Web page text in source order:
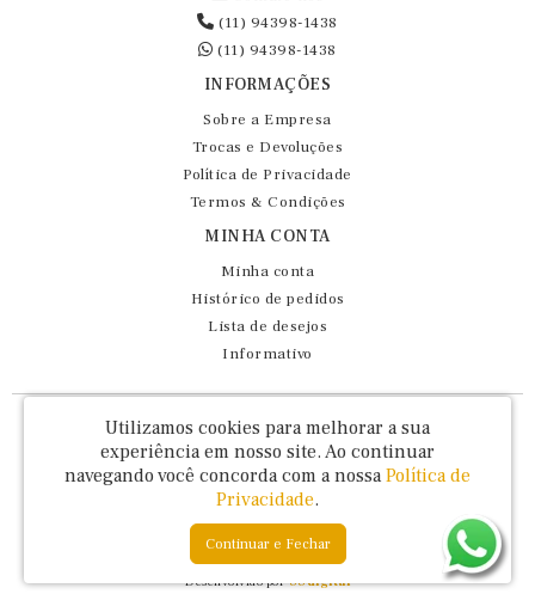
(11) 94398-1438
(11) 94398-1438
INFORMAÇÕES
Sobre a Empresa
Trocas e Devoluções
Política de Privacidade
Termos & Condições
MINHA CONTA
Minha conta
Histórico de pedidos
Lista de desejos
Informativo
Fernando Maluhy Cia Ltda - CNPJ: 60.458.825/0001-86
Rua Dr Euclydes da Cunha, 47 - Brás - São Paulo / SP - CEP 03016-030
Fernando Maluhy © 2026
Desenvolvido por88digital
Utilizamos cookies para melhorar a sua
experiência em nosso site. Ao continuar
navegando você concorda com a nossa Política de
Privacidade.
Continuar e Fechar